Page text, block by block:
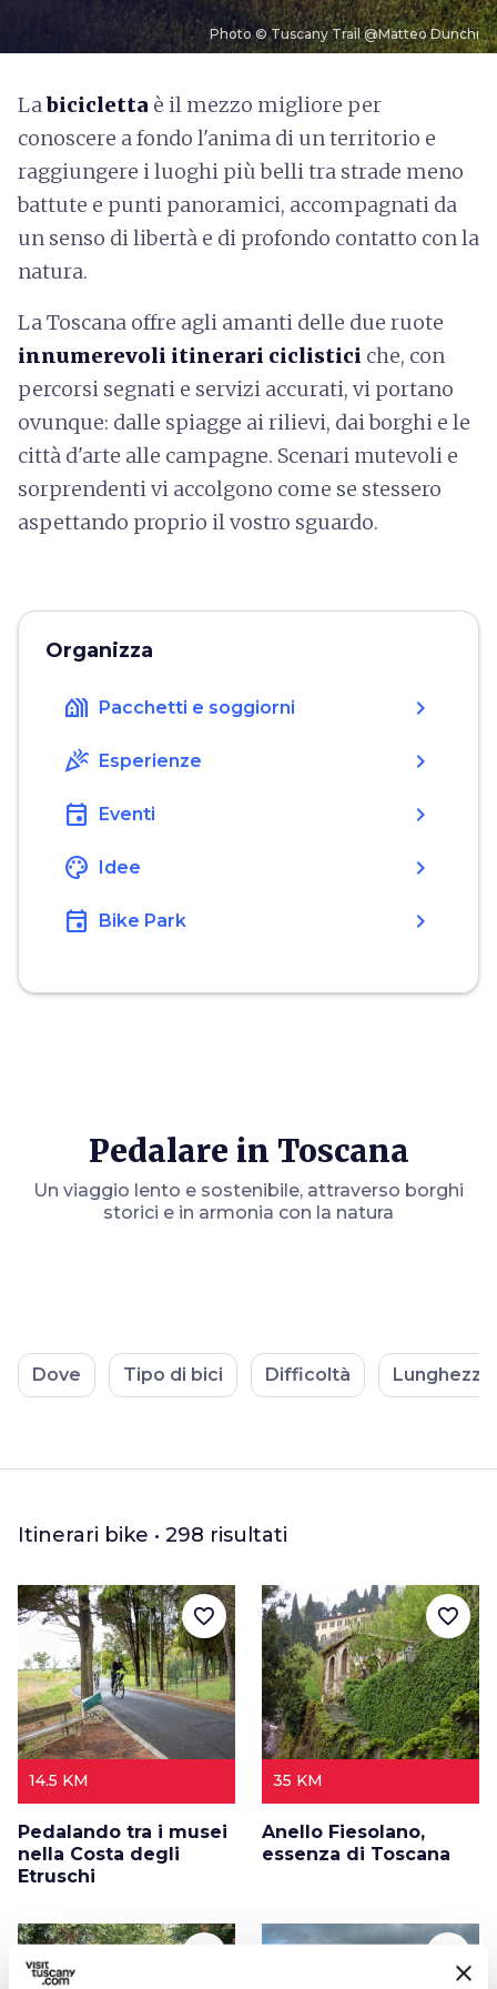
Photo © Tuscany Trail @Matteo Dunchi
Labicicletta è il mezzo migliore per
conoscere a fondo l'anima di un territorio e
raggiungere i luoghi più belli tra strade meno
battute e punti panoramici, accompagnati da
un senso di libertà e di profondo contatto con la
natura.
La Toscana offre agli amanti delle due ruote
innumerevoli itinerari ciclistici che, con
percorsi segnati e servizi accurati, vi portano
ovunque: dalle spiagge ai rilievi, dai borghi e le
città d'arte alle campagne. Scenari mutevoli e
sorprendenti vi accolgono come se stessero
aspettando proprio il vostro sguardo.
Organizza
holiday_village Pacchetti e soggiorni chevron_right
celebration Esperienze chevron_right
event Eventi chevron_right
color_lens Idee chevron_right
event Bike Park chevron_right
Pedalare in Toscana
Un viaggio lento e sostenibile, attraverso borghi
storici e in armonia con la natura
Dove Tipo di bici Difficoltà Lunghezza
Itinerari bike • 298 risultati
14.5 KM
Pedalando tra i musei
nella Costa degli
Etruschi
favorite_border
35 KM
Anello Fiesolano,
essenza di Toscana
favorite_border